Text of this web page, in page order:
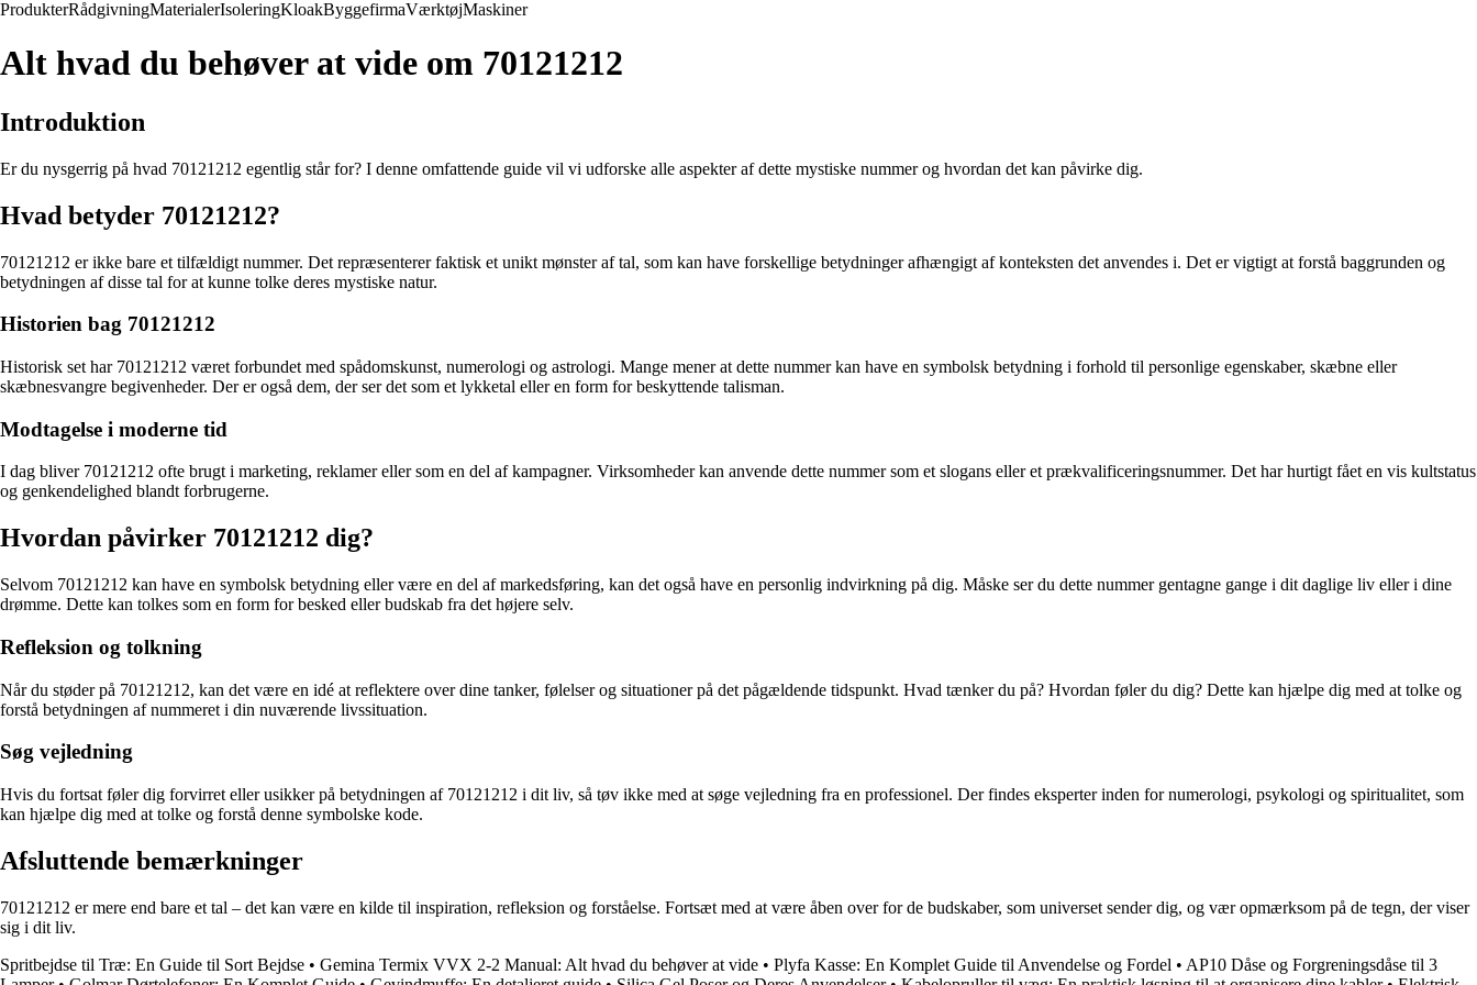
ProdukterRådgivningMaterialerIsoleringKloakByggefirmaVærktøjMaskiner
Alt hvad du behøver at vide om 70121212
Introduktion
Er du nysgerrig på hvad 70121212 egentlig står for? I denne omfattende guide vil vi udforske alle aspekter af dette mystiske nummer og hvordan det kan påvirke dig.
Hvad betyder 70121212?
70121212 er ikke bare et tilfældigt nummer. Det repræsenterer faktisk et unikt mønster af tal, som kan have forskellige betydninger afhængigt af konteksten det anvendes i. Det er vigtigt at forstå baggrunden og
betydningen af disse tal for at kunne tolke deres mystiske natur.
Historien bag 70121212
Historisk set har 70121212 været forbundet med spådomskunst, numerologi og astrologi. Mange mener at dette nummer kan have en symbolsk betydning i forhold til personlige egenskaber, skæbne eller
skæbnesvangre begivenheder. Der er også dem, der ser det som et lykketal eller en form for beskyttende talisman.
Modtagelse i moderne tid
I dag bliver 70121212 ofte brugt i marketing, reklamer eller som en del af kampagner. Virksomheder kan anvende dette nummer som et slogans eller et prækvalificeringsnummer. Det har hurtigt fået en vis kultstatus
og genkendelighed blandt forbrugerne.
Hvordan påvirker 70121212 dig?
Selvom 70121212 kan have en symbolsk betydning eller være en del af markedsføring, kan det også have en personlig indvirkning på dig. Måske ser du dette nummer gentagne gange i dit daglige liv eller i dine
drømme. Dette kan tolkes som en form for besked eller budskab fra det højere selv.
Refleksion og tolkning
Når du støder på 70121212, kan det være en idé at reflektere over dine tanker, følelser og situationer på det pågældende tidspunkt. Hvad tænker du på? Hvordan føler du dig? Dette kan hjælpe dig med at tolke og
forstå betydningen af nummeret i din nuværende livssituation.
Søg vejledning
Hvis du fortsat føler dig forvirret eller usikker på betydningen af 70121212 i dit liv, så tøv ikke med at søge vejledning fra en professionel. Der findes eksperter inden for numerologi, psykologi og spiritualitet, som
kan hjælpe dig med at tolke og forstå denne symbolske kode.
Afsluttende bemærkninger
70121212 er mere end bare et tal – det kan være en kilde til inspiration, refleksion og forståelse. Fortsæt med at være åben over for de budskaber, som universet sender dig, og vær opmærksom på de tegn, der viser
sig i dit liv.
Spritbejdse til Træ: En Guide til Sort Bejdse • Gemina Termix VVX 2-2 Manual: Alt hvad du behøver at vide • Plyfa Kasse: En Komplet Guide til Anvendelse og Fordel • AP10 Dåse og Forgreningsdåse til 3